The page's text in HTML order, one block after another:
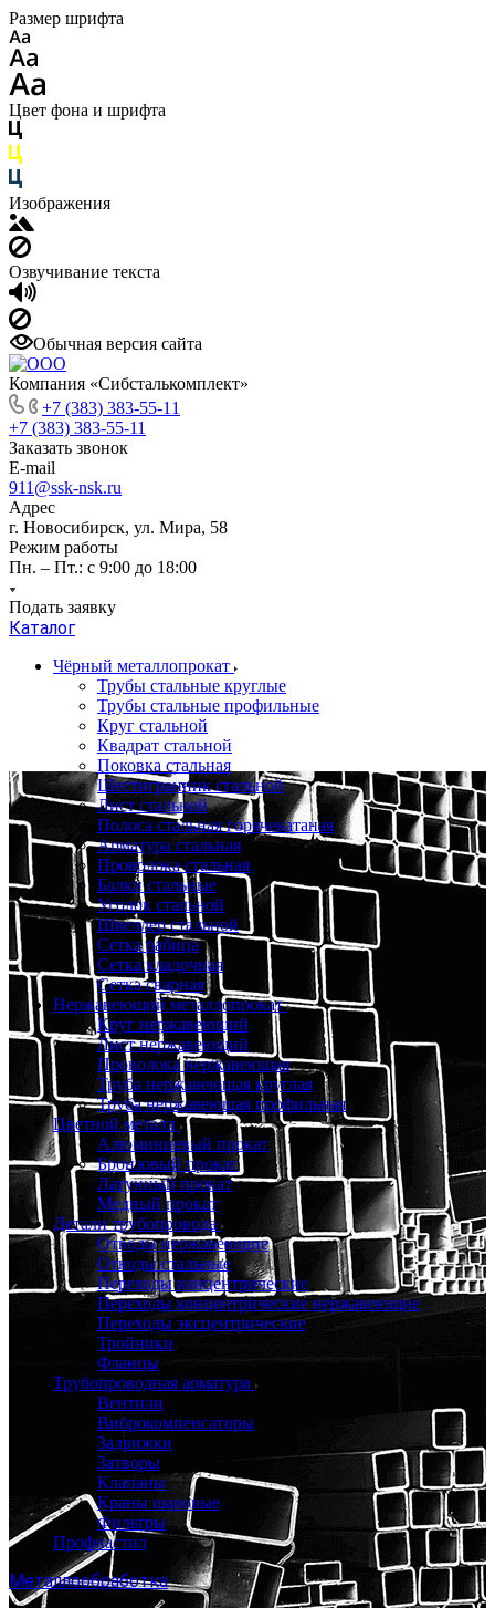
Размер шрифта
Цвет фона и шрифта
Изображения
Озвучивание текста
Обычная версия сайта
Компания «Сибсталькомплект»
+7 (383) 383-55-11
+7 (383) 383-55-11
Заказать звонок
E-mail
911@ssk-nsk.ru
Адрес
г. Новосибирск, ул. Мира, 58
Режим работы
Пн. – Пт.: с 9:00 до 18:00
Подать заявку
Каталог
Чёрный металлопрокат
Трубы стальные круглые
Трубы стальные профильные
Круг стальной
Квадрат стальной
Поковка стальная
Шестигранник стальной
Лист стальной
Полоса стальная горячекатаная
Арматура стальная
Проволока стальная
Балки стальные
Уголок стальной
Швеллер стальной
Сетка рабица
Сетка кладочная
Сетка сварная
Нержавеющий металлопрокат
Круг нержавеющий
Лист нержавеющий
Проволока нержавеющая
Труба нержавеющая круглая
Труба нержавеющая профильная
Цветной металл
Алюминиевый прокат
Бронзовый прокат
Латунный прокат
Медный прокат
Детали трубопровода
Отводы нержавеющие
Отводы стальные
Переходы концентрические
Переходы концентрические нержавеющие
Переходы эксцентрические
Тройники
Фланцы
Трубопроводная арматура
Вентили
Виброкомпенсаторы
Задвижки
Затворы
Клапаны
Краны шаровые
Фильтры
Профнастил
Металлообработка